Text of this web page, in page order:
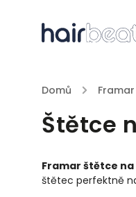
Domů / Framar
Štětce
Framar štětce
štětec perfektně